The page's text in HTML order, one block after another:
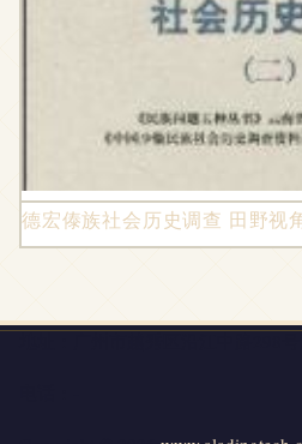
德宏傣族社会历史调查 田野视